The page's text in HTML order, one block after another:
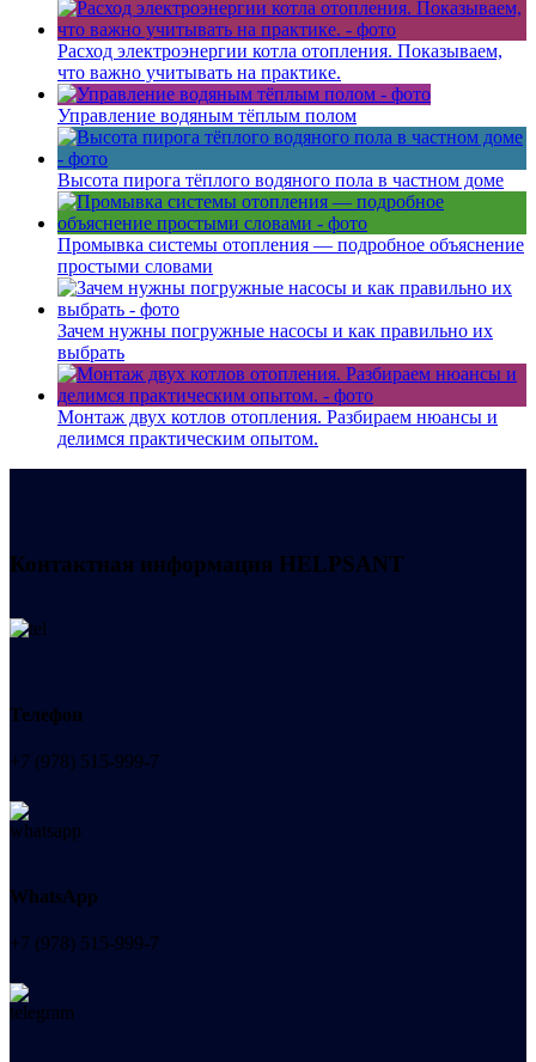
Расход электроэнергии котла отопления. Показываем,
что важно учитывать на практике.
Управление водяным тёплым полом
Высота пирога тёплого водяного пола в частном доме
Промывка системы отопления — подробное объяснение
простыми словами
Зачем нужны погружные насосы и как правильно их
выбрать
Монтаж двух котлов отопления. Разбираем нюансы и
делимся практическим опытом.
Контактная информация HELPSANT
Телефон
+7 (978) 515-999-7
WhatsApp
+7 (978) 515-999-7